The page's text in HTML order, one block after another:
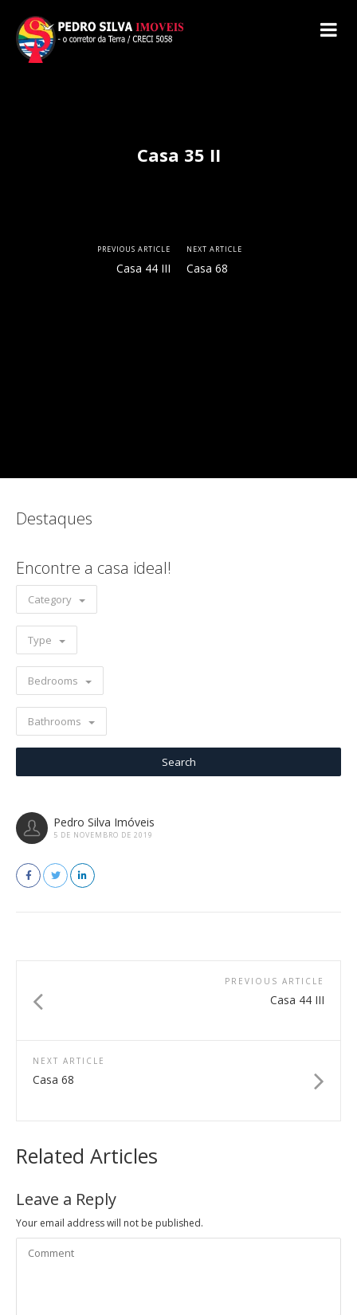
Casa 35 II
PREVIOUS ARTICLE
Casa 44 III
NEXT ARTICLE
Casa 68
Destaques
Encontre a casa ideal!
Category
Type
Bedrooms
Bathrooms
Pedro Silva Imóveis
5 DE NOVEMBRO DE 2019
PREVIOUS ARTICLE
Casa 44 III
NEXT ARTICLE
Casa 68
Related Articles
Leave a Reply
Your email address will not be published.